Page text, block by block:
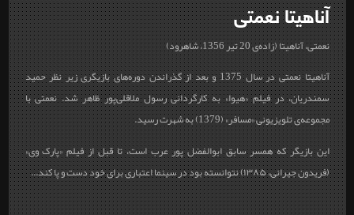
آناهیتانعمتی
نعمتی، آناهیتا (زاده‌ی 20 تیر 1356، شاهرود)
آناهیتا نعمتی در سال 1375 و بعد از گذراندن دوره‌های بازیگری زیر نظر حمید
سمندریان، در فیلم «هیوا» به کارگردانی رسول ملاقلی‌پور ظاهر شد. نعمتی با
مجموعه‌ی تلویزیونی «مسافر» (1379) به شهرت رسید.
این بازیگر که همسر سابق ابوالفضل پور عرب است، تا قبل از فیلم «پارک وی»
(فریدون جیرانی، ۱۳۸۵) نتوانسته بود در سینما اعتباری برای خود دست و پا کند...